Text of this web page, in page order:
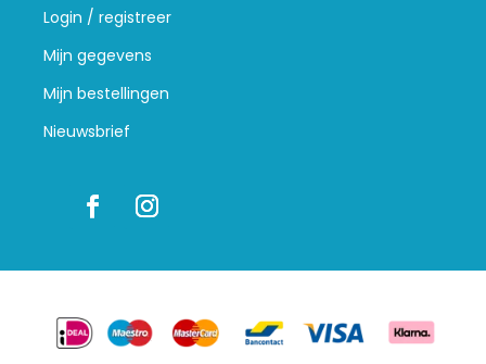
Login / registreer
Mijn gegevens
Mijn bestellingen
Nieuwsbrief